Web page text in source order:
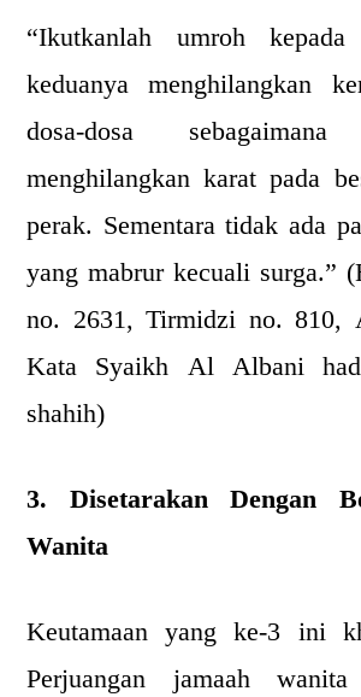
“Ikutkanlah umroh
keduanya menghilangkan
dosa-dosa sebagaimana
menghilangkan karat pada
perak. Sementara tidak ada
yang mabrur kecuali surga.”
no. 2631, Tirmidzi no. 810,
Kata Syaikh Al Albani
shahih)
3. Disetarakan Dengan
Wanita
Keutamaan yang ke-3 ini
Perjuangan jamaah